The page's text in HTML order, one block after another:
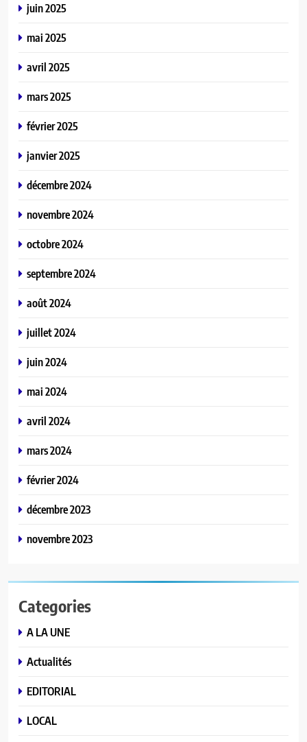
juin 2025
mai 2025
avril 2025
mars 2025
février 2025
janvier 2025
décembre 2024
novembre 2024
octobre 2024
septembre 2024
août 2024
juillet 2024
juin 2024
mai 2024
avril 2024
mars 2024
février 2024
décembre 2023
novembre 2023
Categories
A LA UNE
Actualités
EDITORIAL
LOCAL